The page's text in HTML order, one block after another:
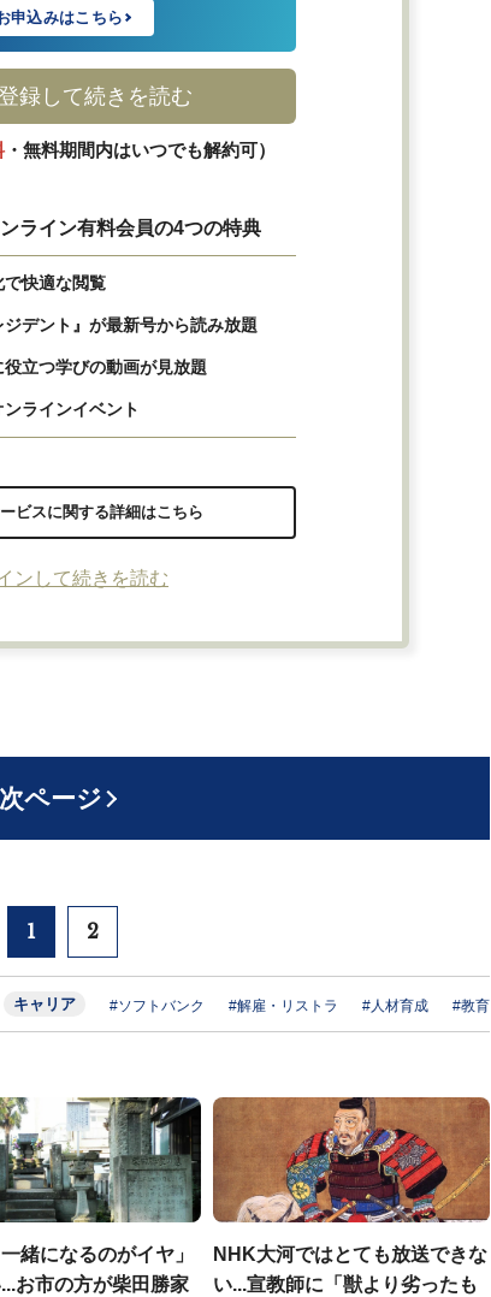
申込みはこちら
録して続きを読む
・無料期間内はいつでも解約可）
ライン有料会員の4つの特典
で快適な閲覧
ジデント』が最新号から読み放題
役立つ学びの動画が見放題
ラインイベント
ビスに関する詳細はこちら
ンして続きを読む
次ページ
1 2
キャリア #ソフトバンク #解雇・リストラ #人材育成 #教育
一緒になるのがイヤ」
お市の方が柴田勝家
NHK大河ではとても放送できな
い...宣教師に「獣より劣ったも